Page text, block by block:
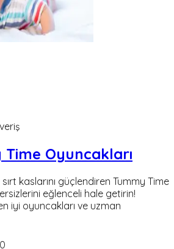
Time Oyuncakları
kaslarını güçlendiren Tummy Time
eğlenceli hale getirin!
iyi oyuncakları ve uzman
0